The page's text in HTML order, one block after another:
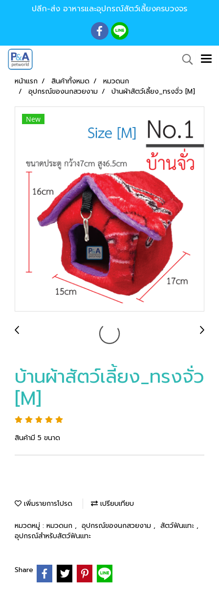
ปลีก-ส่ง อาหารและอุปกรณ์สัตว์เลี้ยงครบวงจร
หน้าแรก สินค้าทั้งหมด
หมวดนก
อุปกรณ์ของนกสวยงาม
บ้านผ้าสัตว์เลี้ยง_ทรงจั่ว [M]
New
บ้านผ้าสัตว์เลี้ยง_ทรงจั่ว
[M]
สินค้ามี 5 ขนาด
เพิ่มรายการโปรด เปรียบเทียบ
หมวดหมู่ : หมวดนก , อุปกรณ์ของนกสวยงาม , สัตว์ฟันแทะ ,
อุปกรณ์สำหรับสัตว์ฟันแทะ
Share